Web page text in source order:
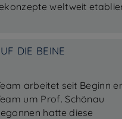
weltweit
DIE BEINE
arbeitet seit Beginn
um Prof. Schönau
hatte diese